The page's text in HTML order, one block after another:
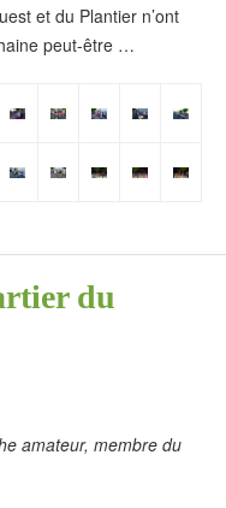
et du Plantier n’ont
peut-être …
du
amateur, membre du